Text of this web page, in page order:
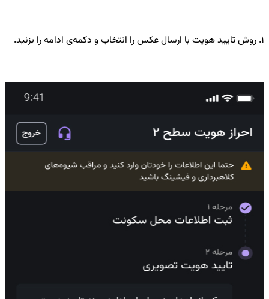
۱. روش تایید هویت با ارسال عکس را انتخاب و دکمه‌ی ادامه را بزنید.